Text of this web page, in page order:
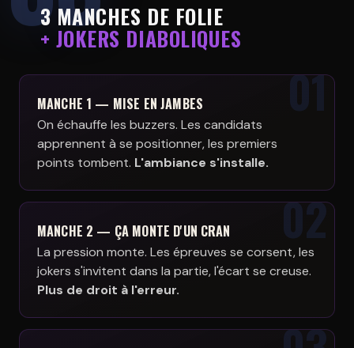
3 MANCHES DE FOLIE
+ JOKERS DIABOLIQUES
MANCHE 1 — MISE EN JAMBES
On échauffe les buzzers. Les candidats
apprennent à se positionner, les premiers
points tombent. L'ambiance s'installe.
MANCHE 2 — ÇA MONTE D'UN CRAN
La pression monte. Les épreuves se corsent, les
jokers s'invitent dans la partie, l'écart se creuse.
Plus de droit à l'erreur.